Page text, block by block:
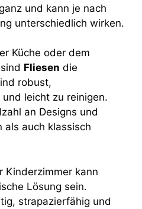
und kann je nach
unterschiedlich wirken.
Küche oder dem
Fliesen die
robust,
leicht zu reinigen.
an Designs und
als auch klassisch
Kinderzimmer kann
Lösung sein.
strapazierfähig und